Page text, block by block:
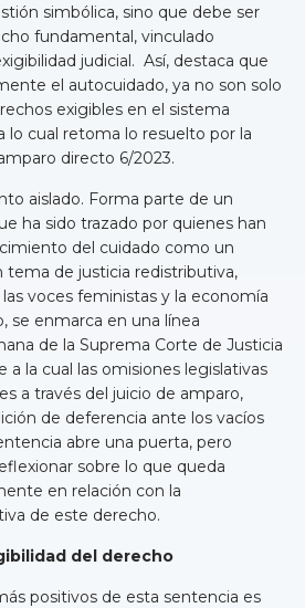
simbólica, sino que debe ser
fundamental, vinculado
judicial. Así, destaca que
el autocuidado, ya no son solo
exigibles en el sistema
lo cual retoma lo resuelto por la
directo 6/2023.
aislado. Forma parte de un
ha sido trazado por quienes han
del cuidado como un
de justicia redistributiva,
voces feministas y la economía
se enmarca en una línea
de la Suprema Corte de Justicia
a la cual las omisiones legislativas
a través del juicio de amparo,
de deferencia ante los vacíos
abre una puerta, pero
sobre lo que queda
en relación con la
de este derecho.
del derecho
positivos de esta sentencia es